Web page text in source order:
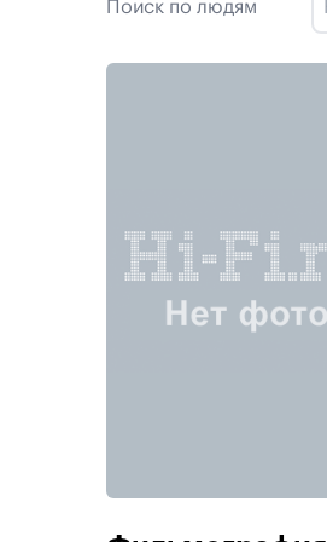
Поиск по людям